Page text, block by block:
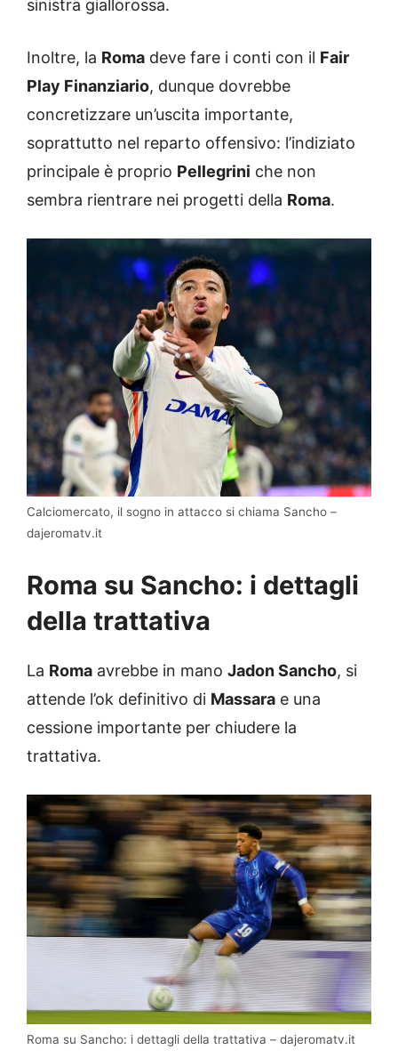
sinistra giallorossa.
Inoltre, la Roma deve fare i conti con il Fair
Play Finanziario, dunque dovrebbe
concretizzare un’uscita importante,
soprattutto nel reparto offensivo: l’indiziato
principale è proprio Pellegrini che non
sembra rientrare nei progetti della Roma.
Calciomercato, il sogno in attacco si chiama Sancho –
dajeromatv.it
Roma su Sancho: i dettagli
della trattativa
La Roma avrebbe in mano Jadon Sancho, si
attende l’ok definitivo di Massara e una
cessione importante per chiudere la
trattativa.
Roma su Sancho: i dettagli della trattativa – dajeromatv.it